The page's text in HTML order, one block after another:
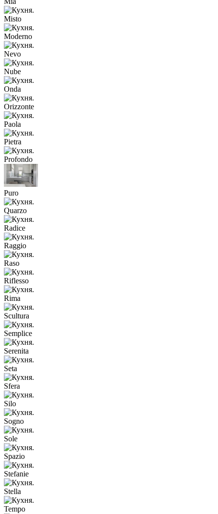
Misto
Moderno
Nevo
Nube
Onda
Orizzonte
Paola
Pietra
Profondo
Puro
Quarzo
Radice
Raggio
Raso
Riflesso
Rima
Scultura
Semplice
Serenita
Seta
Sfera
Silo
Sogno
Sole
Spazio
Stefanie
Stella
Tempo